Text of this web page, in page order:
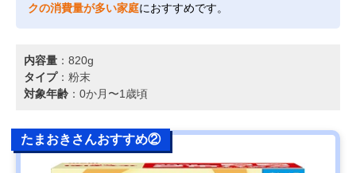
クの消費量が多い家庭におすすめです。
内容量 ：820g
タイプ：粉末
対象年齢 ：0か月〜1歳頃
たまおきさんおすすめ②